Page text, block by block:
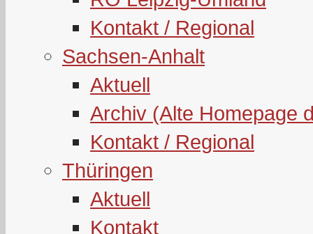
Kontakt / Regional
Sachsen-Anhalt
Aktuell
Archiv (Alte Homepage
Kontakt / Regional
Thüringen
Aktuell
Kontakt